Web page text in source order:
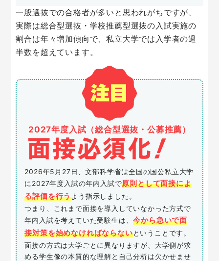
一般選抜での合格者が多いと思われがちですが、
実際は総合型選抜・学校推薦型選抜の入試実施の
割合は年々増加傾向で、私立大学では入学者の過
半数を超えています。
2027年度入試（総合型選抜・公募推薦）
2026年5月27日、文部科学省は全国の国公私立大学
に2027年度入試の年内入試で原則として面接によ
る評価を行うよう指示しました。
つまり、これまで面接を導入していなかった方式で
年内入試を考えていた受験生は、今から急いで面
接対策を始めなければならないということです。
面接の方式は大学ごとに異なりますが、大学側が求
める学生像の本質的な理解と自己分析は欠かせませ